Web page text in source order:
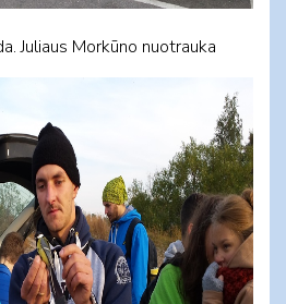
Juliaus Morkūno nuotrauka